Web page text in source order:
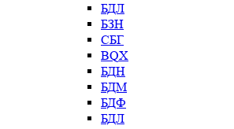
БДЛ
БЗН
СБГ
BQX
БДН
БДМ
БДФ
БДЛ